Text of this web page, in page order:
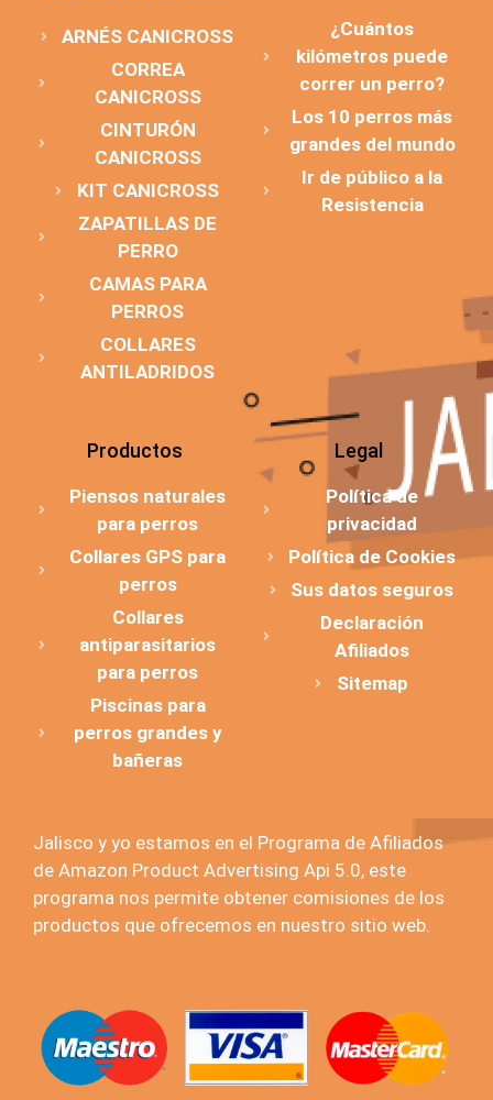
ARNÉS CANICROSS
CORREA
CANICROSS
CINTURÓN
CANICROSS
KIT CANICROSS
ZAPATILLAS DE
PERRO
CAMAS PARA
PERROS
COLLARES
ANTILADRIDOS
¿Cuántos
kilómetros puede
correr un perro?
Los 10 perros más
grandes del mundo
Ir de público a la
Resistencia
Productos
Piensos naturales
para perros
Collares GPS para
perros
Collares
antiparasitarios
para perros
Piscinas para
perros grandes y
bañeras
Legal
Política de
privacidad
Política de Cookies
Sus datos seguros
Declaración
Afiliados
Sitemap
Jalisco y yo estamos en el Programa de Afiliados
de Amazon Product Advertising Api 5.0, este
programa nos permite obtener comisiones de los
productos que ofrecemos en nuestro sitio web.